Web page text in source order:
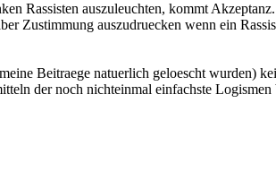
Rassisten auszuleuchten, kommt
Zustimmung auszudruecken wenn ein
Beitraege natuerlich geloescht wurden)
der noch nichteinmal einfachste Logismen